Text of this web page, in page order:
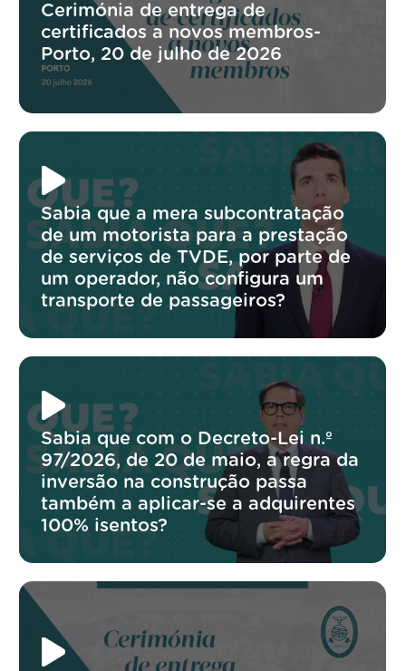
Cerimónia de entrega de
certificados a novos membros-
Porto, 20 de julho de 2026
Sabia que a mera subcontratação
de um motorista para a prestação
de serviços de TVDE, por parte de
um operador, não configura um
transporte de passageiros?
Sabia que com o Decreto-Lei n.º
97/2026, de 20 de maio, a regra da
inversão na construção passa
também a aplicar-se a adquirentes
100% isentos?